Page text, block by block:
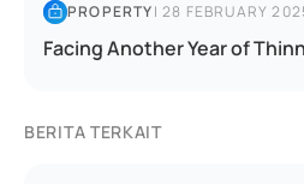
PROPERTY|28 FEBRUARY
Facing Another Year of
BERITA TERKAIT